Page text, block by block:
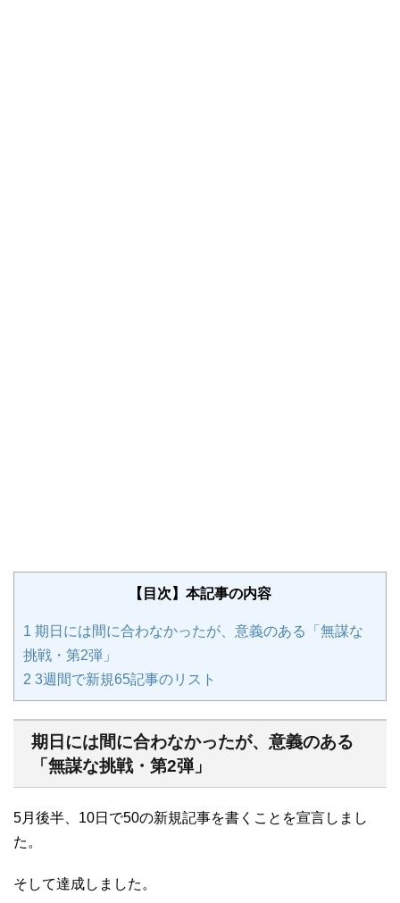
【目次】本記事の内容
1 期日には間に合わなかったが、意義のある「無謀な
挑戦・第2弾」
2 3週間で新規65記事のリスト
期日には間に合わなかったが、意義のある
「無謀な挑戦・第2弾」
5月後半、10日で50の新規記事を書くことを宣言しまし
た。
そして達成しました。